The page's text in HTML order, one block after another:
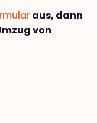
aus, dann
von